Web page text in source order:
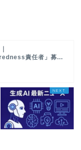
責任者」募...